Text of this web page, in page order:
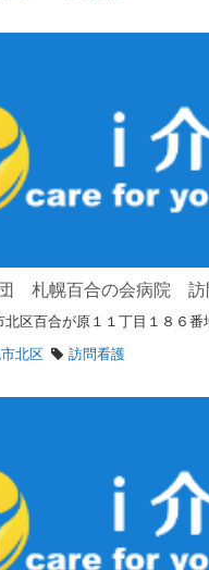
札幌百合の会病院 訪
区百合が原１１丁目１８６
北区
訪問看護